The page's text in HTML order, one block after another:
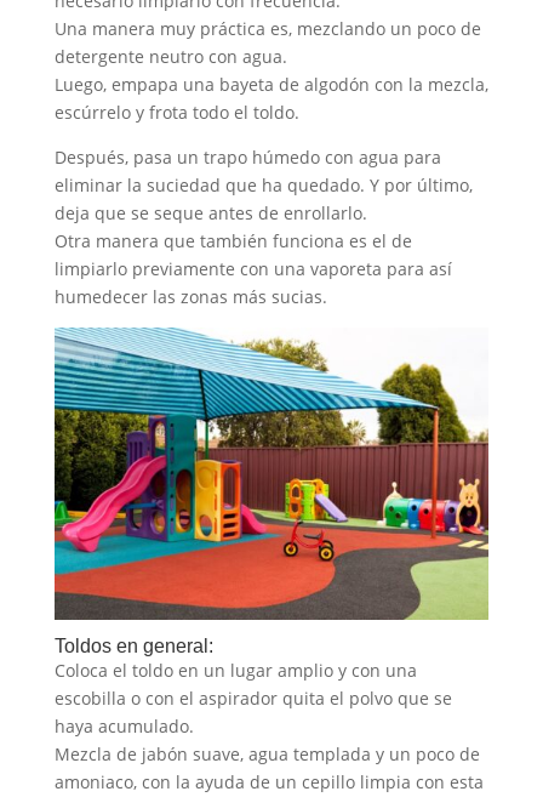
Una manera muy práctica es, mezclando un poco de
detergente neutro con agua.
Luego, empapa una bayeta de algodón con la mezcla,
escúrrelo y frota todo el toldo.
Después, pasa un trapo húmedo con agua para
eliminar la suciedad que ha quedado. Y por último,
deja que se seque antes de enrollarlo.
Otra manera que también funciona es el de
limpiarlo previamente con una vaporeta para así
humedecer las zonas más sucias.
Toldos en general:
Coloca el toldo en un lugar amplio y con una
escobilla o con el aspirador quita el polvo que se
haya acumulado.
Mezcla de jabón suave, agua templada y un poco de
amoniaco, con la ayuda de un cepillo limpia con esta